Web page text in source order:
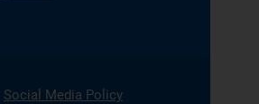
Social Media Policy